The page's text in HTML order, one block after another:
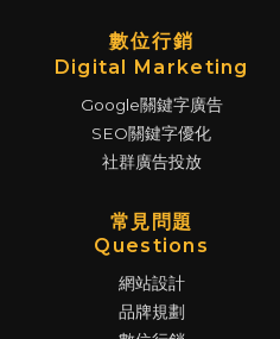
數位行銷
Digital Marketing
Google關鍵字廣告
SEO關鍵字優化
社群廣告投放
常見問題
Questions
網站設計
品牌規劃